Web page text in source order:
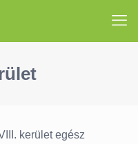
kerület egész